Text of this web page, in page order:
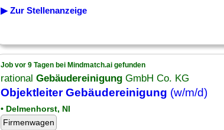
▶ Zur Stellenanzeige
Job vor 9 Tagen bei Mindmatch.ai gefunden
rational Gebäudereinigung GmbH Co. KG
Objektleiter Gebäudereinigung (w/m/d)
• Delmenhorst, NI
Firmenwagen